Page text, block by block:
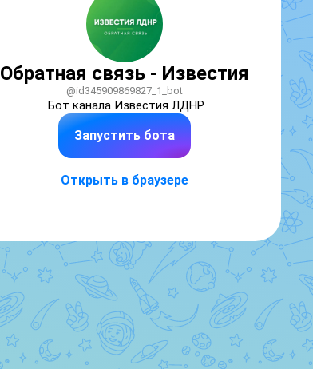
Обратная связь - Известия
@id345909869827_1_bot
Бот канала Известия ЛДНР
Запустить бота
Открыть в браузере